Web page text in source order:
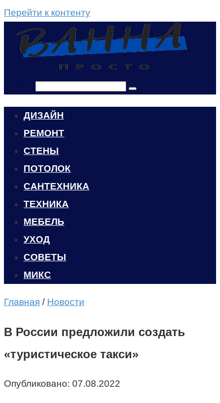
Перейти к контенту
ДИЗАЙН
РЕМОНТ
СТЕНЫ
ПОТОЛОК
САНТЕХНИКА
ТЕХНИКА
МЕБЕЛЬ
УХОД
CОВЕТЫ
МИКС
Главная / Новости
В России предложили создать
«туристическое такси»
Опубликовано: 07.08.2022